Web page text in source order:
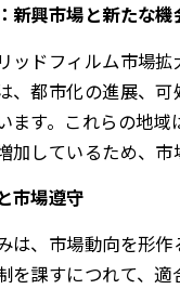
新興市場と新たな機
ッドフィルム市場
、都市化の進展、
ます。これらの地
加しているため、市
市場遵守
は、市場動向を形
を課すにつれて、